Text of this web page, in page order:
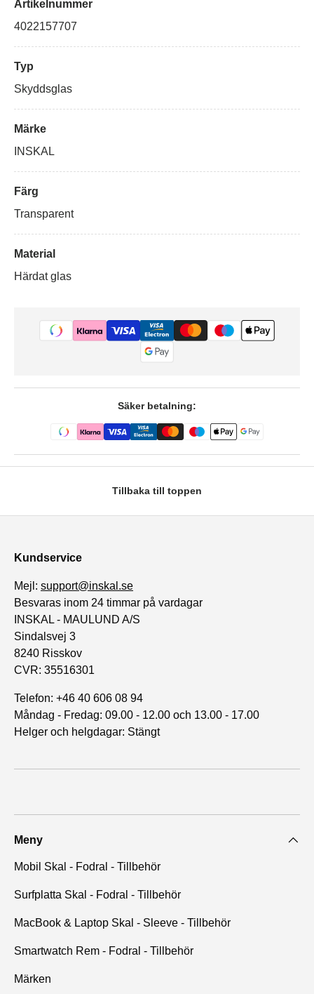
Artikelnummer
4022157707
Typ
Skyddsglas
Märke
INSKAL
Färg
Transparent
Material
Härdat glas
Säker betalning:
Tillbaka till toppen
Kundservice
Mejl: support@inskal.se
Besvaras inom 24 timmar på vardagar
INSKAL - MAULUND A/S
Sindalsvej 3
8240 Risskov
CVR: 35516301
Telefon: +46 40 606 08 94
Måndag - Fredag: 09.00 - 12.00 och 13.00 - 17.00
Helger och helgdagar: Stängt
Meny
Mobil Skal - Fodral - Tillbehör
Surfplatta Skal - Fodral - Tillbehör
MacBook & Laptop Skal - Sleeve - Tillbehör
Smartwatch Rem - Fodral - Tillbehör
Märken